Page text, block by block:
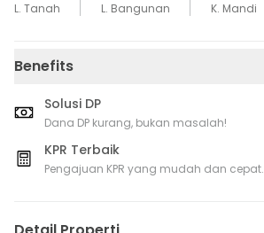
L. Tanah
L. Bangunan
K. Mandi
Benefits
Solusi DP
Dana DP kurang, bukan masalah!
KPR Terbaik
Pengajuan KPR yang mudah dan cepat.